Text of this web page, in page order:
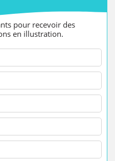
pour recevoir des
en illustration.